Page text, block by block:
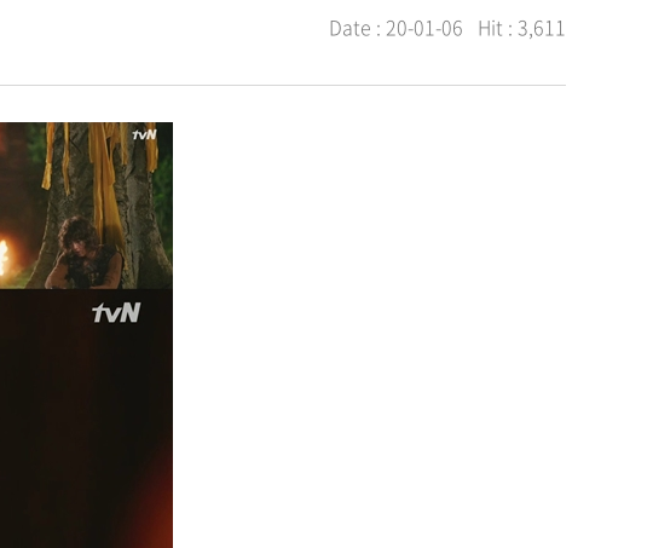
Date : 20-01-06 Hit : 3,611